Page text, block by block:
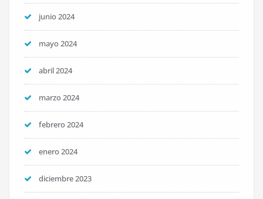
junio 2024
mayo 2024
abril 2024
marzo 2024
febrero 2024
enero 2024
diciembre 2023